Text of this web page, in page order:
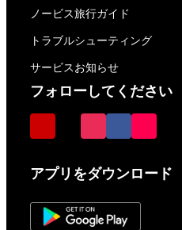
ノービス旅行ガイド
トラブルシューティング
サービスお知らせ
フォローしてください
アプリをダウンロード